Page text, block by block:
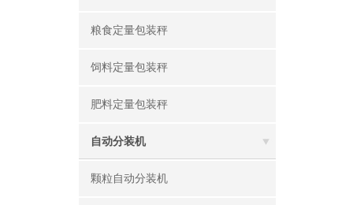
粮食定量包装秤
饲料定量包装秤
肥料定量包装秤
自动分装机
颗粒自动分装机